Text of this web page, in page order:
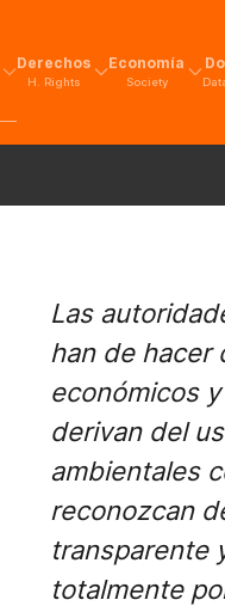
Derechos
H. Rights
Economía
Society
Las
han de hacer
económicos
derivan del
ambientales
reconozcan
transparente
totalmente